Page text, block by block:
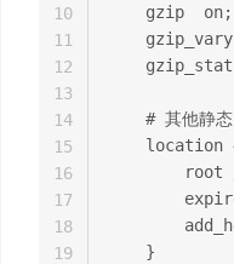
gzip
gzip_vary
# 其他静态
location
root
    }
10
11
12
13
14
15
16
17
18
19